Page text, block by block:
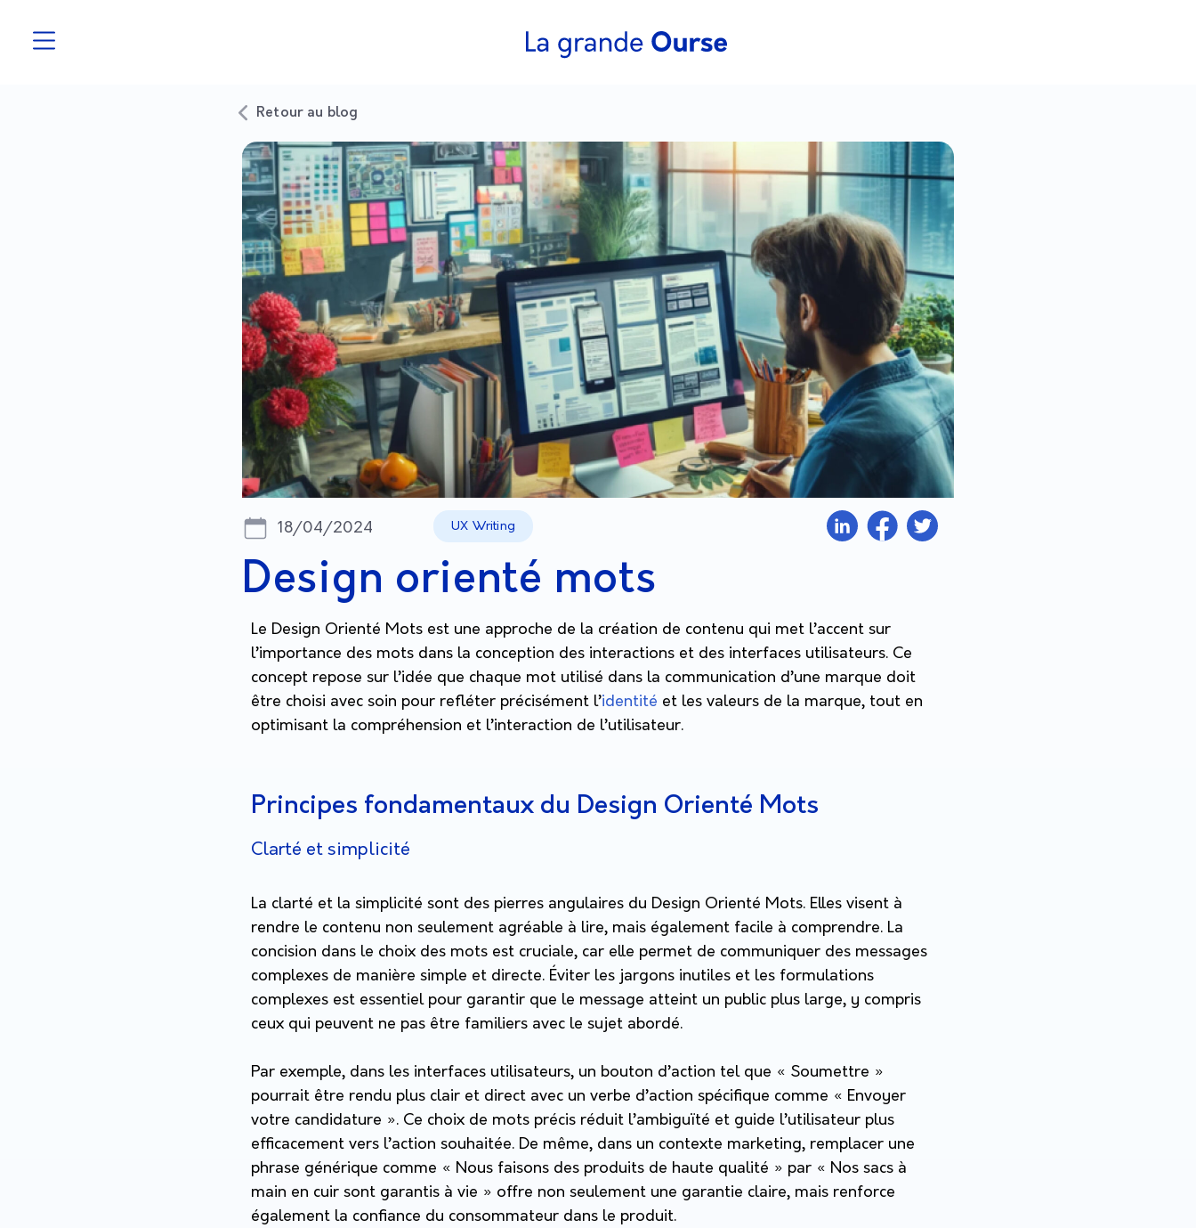
Retour au blog
18/04/2024 UX Writing
Design orienté mots
Le Design Orienté Mots est une approche de la création de contenu qui met l’accent sur
l’importance des mots dans la conception des interactions et des interfaces utilisateurs. Ce
concept repose sur l’idée que chaque mot utilisé dans la communication d’une marque doit
être choisi avec soin pour refléter précisément l’identité et les valeurs de la marque, tout en
optimisant la compréhension et l’interaction de l’utilisateur.
Principes fondamentaux du Design Orienté Mots
Clarté et simplicité
La clarté et la simplicité sont des pierres angulaires du Design Orienté Mots. Elles visent à
rendre le contenu non seulement agréable à lire, mais également facile à comprendre. La
concision dans le choix des mots est cruciale, car elle permet de communiquer des messages
complexes de manière simple et directe. Éviter les jargons inutiles et les formulations
complexes est essentiel pour garantir que le message atteint un public plus large, y compris
ceux qui peuvent ne pas être familiers avec le sujet abordé.
Par exemple, dans les interfaces utilisateurs, un bouton d’action tel que « Soumettre »
pourrait être rendu plus clair et direct avec un verbe d’action spécifique comme « Envoyer
votre candidature ». Ce choix de mots précis réduit l’ambiguïté et guide l’utilisateur plus
efficacement vers l’action souhaitée. De même, dans un contexte marketing, remplacer une
phrase générique comme « Nous faisons des produits de haute qualité » par « Nos sacs à
main en cuir sont garantis à vie » offre non seulement une garantie claire, mais renforce
également la confiance du consommateur dans le produit.